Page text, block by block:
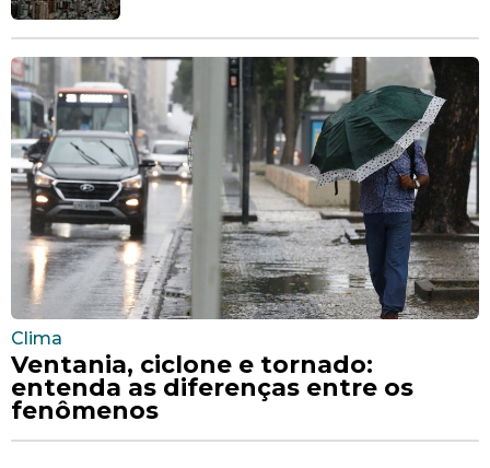
Clima
Ventania, ciclone e tornado:
entenda as diferenças entre os
fenômenos